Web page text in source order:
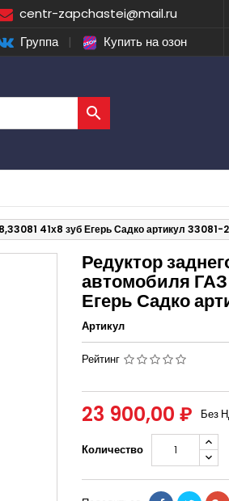
centr-zapchastei@mail.ru
Группа | Купить на озон

41х8 зуб Егерь Садко артикул 33081-
Редуктор
автомобиля ГАЗ
Егерь Садко
Артикул
Рейтинг
23 900,00 ₽ Без
Количество